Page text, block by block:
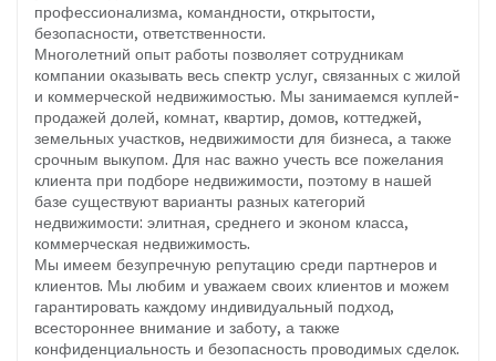
профессионализма, командности, открытости,
безопасности, ответственности.
Многолетний опыт работы позволяет сотрудникам
компании оказывать весь спектр услуг, связанных с жилой
и коммерческой недвижимостью. Мы занимаемся куплей-
продажей долей, комнат, квартир, домов, коттеджей,
земельных участков, недвижимости для бизнеса, а также
срочным выкупом. Для нас важно учесть все пожелания
клиента при подборе недвижимости, поэтому в нашей
базе существуют варианты разных категорий
недвижимости: элитная, среднего и эконом класса,
коммерческая недвижимость.
Мы имеем безупречную репутацию среди партнеров и
клиентов. Мы любим и уважаем своих клиентов и можем
гарантировать каждому индивидуальный подход,
всестороннее внимание и заботу, а также
конфиденциальность и безопасность проводимых сделок.